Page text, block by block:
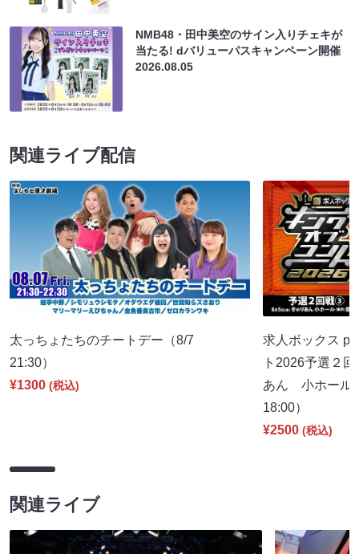
NMB48・田中美空のサイン入りチェキが
当たる! dバリューパスキャンペーン開催
2026.08.05
関連ライブ配信
太っちょたちのチートデー（8/7
21:30）
¥1300 (税込)
求人ボックス
ト2026予選２
あん 小ホール
18:00）
¥2500 (税込)
関連ライブ